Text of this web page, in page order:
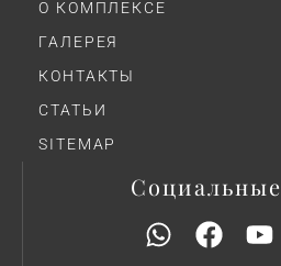
О КОМПЛЕКСЕ
ГАЛЕРЕЯ
КОНТАКТЫ
СТАТЬИ
SITEMAP